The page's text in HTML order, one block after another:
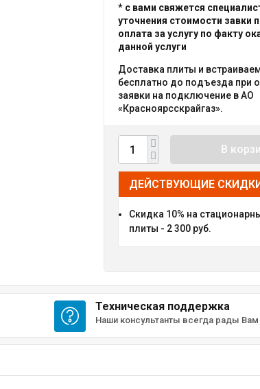
* с вами свяжется
уточнения стоимости завки
оплата за услугу по факту
данной услуги
Доставка плиты и
бесплатно до подъезда при
заявки на подключение в АО
«Красноярсскрайгаз».
В
ДЕЙСТВУЮЩИЕ
Скидка 10% на
плиты - 2 300 руб.
Техническая поддержка
Наши консультанты всегда рады